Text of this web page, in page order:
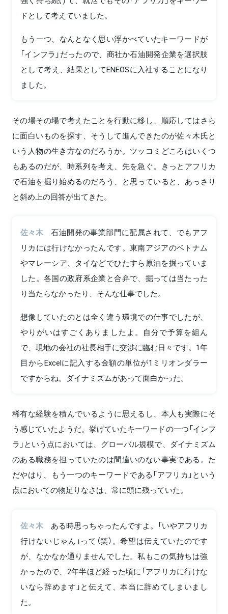
ドとして考えていました。
もう一つ、なんとなく思い浮かべていたキーワードが
「インフラ」だったので、商社か石油開発企業を選択肢
として考え、結果としてENEOSに入社することになり
ました。
その場その場で考えたことを行動に移し、順応してはさら
に面白いものを探す、そうして進んできたのが佐々木氏と
いう人物の生き方なのだろうか。ツッコミどころはいくつ
もあるのだが、時系列を考え、先を急ぐ。きっとアフリカ
で石油を掘り始めるのだろう、と思っていると、あっさり
と斜め上の回答が出てきた。
佐々木
石油開発の事業部門に配属されて、でもアフ
リカには行けなかったんです。東南アジアのベトナム
やマレーシア、タイなどでひたすら原油を掘っていま
した。各国の政府系企業と合弁で、掘っては当たった
り当たらなかったり、そんな仕事でした。
想像していたのとは全く違う環境での仕事でしたが、
やりがいはすごくありましたよ。自分で予算を組ん
で、現地の会社の社長相手に交渉に臨む日々です。1年
目からExcelに記入する金額の単位が1ミリオンダラー
ですからね。ダイナミズムがあって面白かった。
稀有な経験を積んでいるように思えるし、本人も実際にそ
う感じていたようだ。挙げていたキーワードの一つ「インフ
ラ」という点においては、グローバル規模で、ダイナミズム
のある職務を担っていたのは間違いのない事実である。た
だやはり、もう一つのキーワードである「アフリカ」という
点においての物足りなさは、常に頭に残っていた。
佐々木
ある時思っちゃったんですよ。「いやアフリカ
行けないじゃん」って（笑）。希望は伝えていたのです
が、なかなか通りませんでした。私もこの気持ちは強
かったので、2年半ほど経った頃に「アフリカに行けな
いなら辞めます」と伝えて、本当に辞めてしまいまし
た。